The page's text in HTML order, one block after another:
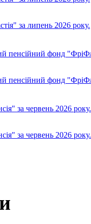
за липень 2026 року.
пенсійний фонд
пенсійний фонд
за червень 2026 року.
за червень 2026 року.